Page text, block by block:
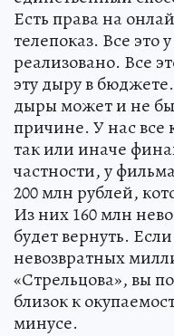
Есть права на
телепоказ. Все это
реализовано. Все
эту дыру в
дыры может и не
причине. У нас все
так или иначе
частности, у
200 млн рублей,
Из них 160 млн
будет вернуть.
невозвратных
«Стрельцова», вы
близок к
минусе.